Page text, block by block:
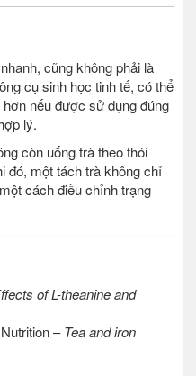
cũng không phải là
cụ sinh học tinh tế, có thể
nếu được sử dụng đúng
lý.
còn uống trà theo thói
đó, một tách trà không chỉ
cách điều chỉnh trạng
of L-theanine and
–Tea and iron